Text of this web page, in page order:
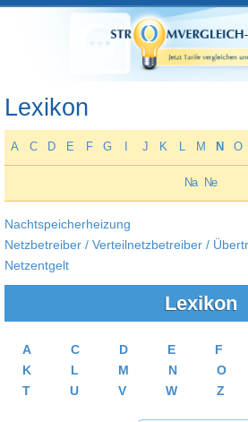
Lexikon
A C D E F G J K M N O
Na Ne
Nachtspeicherheizung
Netzbetreiber / Verteilnetzbetreiber /
Netzentgelt
Lexikon
A C D E F
K
L M N O
T
U V W Z